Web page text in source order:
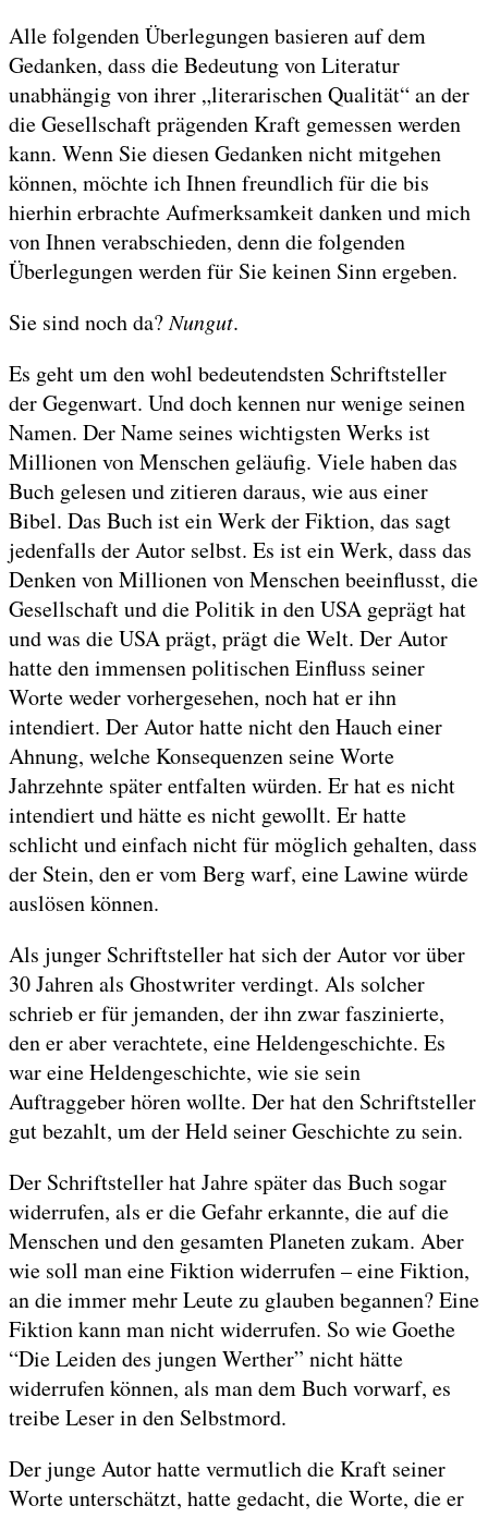
Alle folgenden Überlegungen basieren auf dem
Gedanken, dass die Bedeutung von Literatur
unabhängig von ihrer „literarischen Qualität“ an der
die Gesellschaft prägenden Kraft gemessen werden
kann. Wenn Sie diesen Gedanken nicht mitgehen
können, möchte ich Ihnen freundlich für die bis
hierhin erbrachte Aufmerksamkeit danken und mich
von Ihnen verabschieden, denn die folgenden
Überlegungen werden für Sie keinen Sinn ergeben.
Sie sind noch da?Nungut.
Es geht um den wohl bedeutendsten Schriftsteller
der Gegenwart. Und doch kennen nur wenige seinen
Namen. Der Name seines wichtigsten Werks ist
Millionen von Menschen geläufig. Viele haben das
Buch gelesen und zitieren daraus, wie aus einer
Bibel. Das Buch ist ein Werk der Fiktion, das sagt
jedenfalls der Autor selbst. Es ist ein Werk, dass das
Denken von Millionen von Menschen beeinflusst, die
Gesellschaft und die Politik in den USA geprägt hat
und was die USA prägt, prägt die Welt. Der Autor
hatte den immensen politischen Einfluss seiner
Worte weder vorhergesehen, noch hat er ihn
intendiert. Der Autor hatte nicht den Hauch einer
Ahnung, welche Konsequenzen seine Worte
Jahrzehnte später entfalten würden. Er hat es nicht
intendiert und hätte es nicht gewollt. Er hatte
schlicht und einfach nicht für möglich gehalten, dass
der Stein, den er vom Berg warf, eine Lawine würde
auslösen können.
Als junger Schriftsteller hat sich der Autor vor über
30 Jahren als Ghostwriter verdingt. Als solcher
schrieb er für jemanden, der ihn zwar faszinierte,
den er aber verachtete, eine Heldengeschichte. Es
war eine Heldengeschichte, wie sie sein
Auftraggeber hören wollte. Der hat den Schriftsteller
gut bezahlt, um der Held seiner Geschichte zu sein.
Der Schriftsteller hat Jahre später das Buch sogar
widerrufen, als er die Gefahr erkannte, die auf die
Menschen und den gesamten Planeten zukam. Aber
wie soll man eine Fiktion widerrufen – eine Fiktion,
an die immer mehr Leute zu glauben begannen? Eine
Fiktion kann man nicht widerrufen. So wie Goethe
“Die Leiden des jungen Werther” nicht hätte
widerrufen können, als man dem Buch vorwarf, es
treibe Leser in den Selbstmord.
Der junge Autor hatte vermutlich die Kraft seiner
Worte unterschätzt, hatte gedacht, die Worte, die er